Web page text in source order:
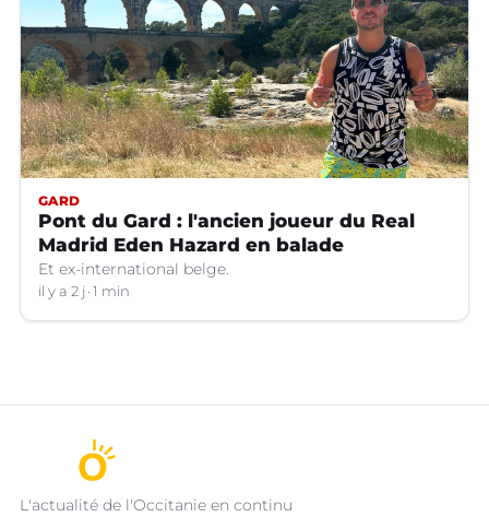
GARD
Pont du Gard : l'ancien joueur du Real
Madrid Eden Hazard en balade
Et ex-international belge.
il y a 2 j 1 min
L'actualité de l'Occitanie en continu